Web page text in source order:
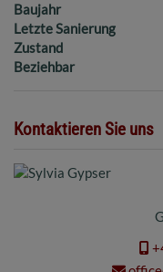
Baujahr
Letzte Sanierung
Zustand
Beziehbar
Kontaktieren Sie uns